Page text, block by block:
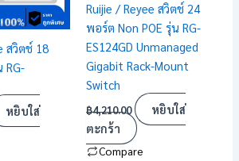
สวิตช์ 18
RG-
หยิบใส่
Ruijie / Reyee สวิตช์ 24
พอร์ต Non POE รุ่น RG-
ES124GD Unmanaged
Gigabit Rack-Mount
Switch
฿4,210.00
หยิบใส่
ตะกร้า
Compare